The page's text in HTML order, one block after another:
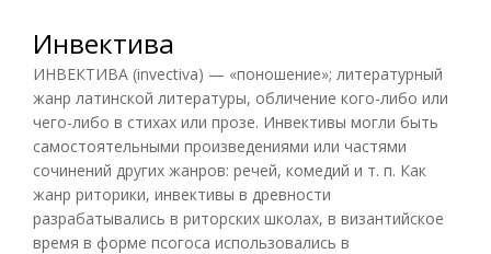
Инвектива
ИНВЕКТИВА (invectiva) — «поношение»; литературный
жанр латинской литературы, обличение кого-либо или
чего-либо в стихах или прозе. Инвективы могли быть
самостоятельными произведениями или частями
сочинений других жанров: речей, комедий и т. п. Как
жанр риторики, инвективы в древности
разрабатывались в риторских школах, в византийское
время в форме псогоса использовались в